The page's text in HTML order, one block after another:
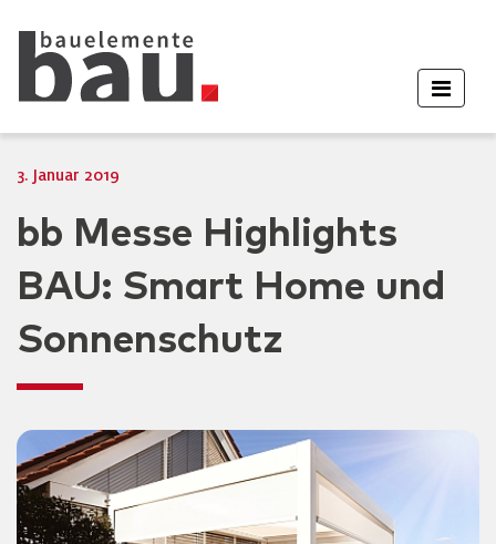
3. Januar 2019
bb Messe Highlights
BAU: Smart Home und
Sonnenschutz